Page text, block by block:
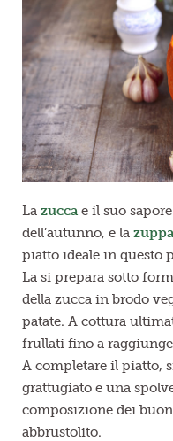
La zuccae il suo
dell’autunno, e la
piatto ideale in questo
La si prepara sotto
della zucca in brodo
patate. A cottura
frullati fino a
A completare il piatto,
grattugiato e una
composizione dei
abbrustolito.